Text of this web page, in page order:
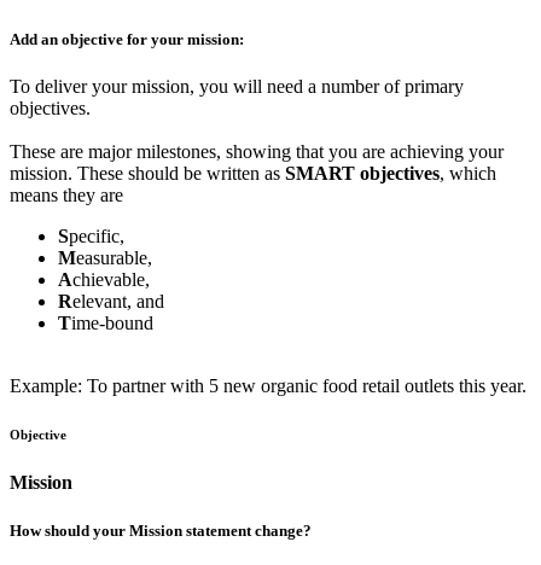
Add an objective for your mission:
To deliver your mission, you will need a number of primary
objectives.
These are major milestones, showing that you are achieving your
mission. These should be written as SMART objectives, which
means they are
Specific,
Measurable,
Achievable,
Relevant, and
Time-bound
Example: To partner with 5 new organic food retail outlets this year.
Objective
Mission
How should your Mission statement change?